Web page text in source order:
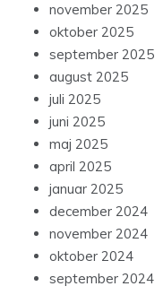
november 2025
oktober 2025
september 2025
august 2025
juli 2025
juni 2025
maj 2025
april 2025
januar 2025
december 2024
november 2024
oktober 2024
september 2024